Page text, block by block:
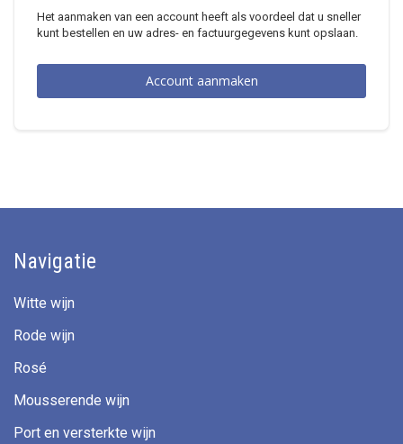
Het aanmaken van een account heeft als voordeel dat u sneller
kunt bestellen en uw adres- en factuurgegevens kunt opslaan.
Account aanmaken
Navigatie
Witte wijn
Rode wijn
Rosé
Mousserende wijn
Port en versterkte wijn